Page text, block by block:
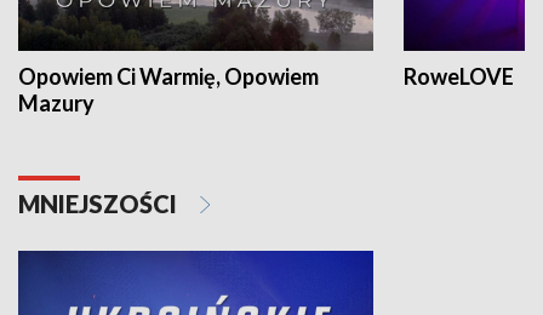
Opowiem Ci Warmię, Opowiem
Mazury
RoweLOVE
MNIEJSZOŚCI